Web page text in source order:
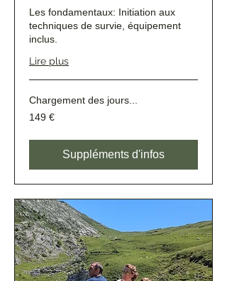
Les fondamentaux: Initiation aux
techniques de survie, équipement
inclus.
Lire plus
Chargement des jours...
149
euros
149 €
Suppléments d'infos